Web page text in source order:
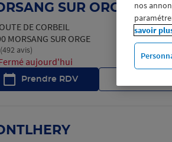
SUR ORGE
DE CORBEIL
MORSANG SUR ORGE
Note de 4.5 sur 5
(492 avis)
aujourd'hui
Prendre RDV
nos
savoir